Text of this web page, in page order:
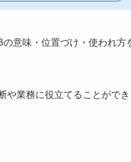
意味・位置づけ・使われ方
や業務に役立てることができ